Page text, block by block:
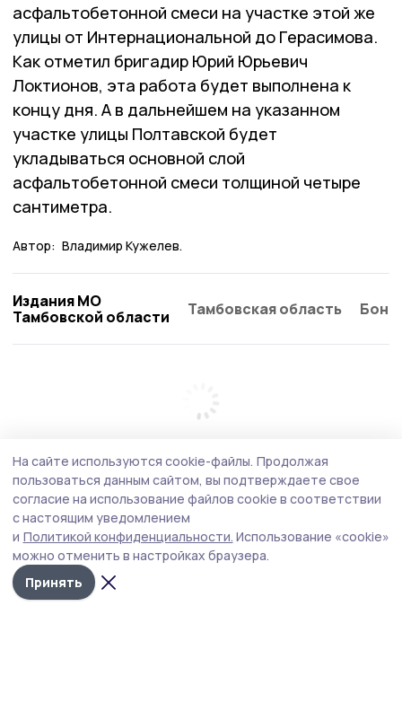
асфальтобетонной смеси на участке этой же
улицы от Интернациональной до Герасимова.
Как отметил бригадир Юрий Юрьевич
Локтионов, эта работа будет выполнена к
концу дня. А в дальнейшем на указанном
участке улицы Полтавской будет
укладываться основной слой
асфальтобетонной смеси толщиной четыре
сантиметра.
Автор: Владимир Кужелев.
Издания МО
Тамбовской области
Тамбовская область
На сайте используются cookie-файлы. Продолжая
пользоваться данным сайтом, вы подтверждаете свое
согласие на использование файлов cookie в соответствии
с настоящим уведомлением
и Политикой конфиденциальности. Использование «cookie»
можно отменить в настройках браузера.
Принять